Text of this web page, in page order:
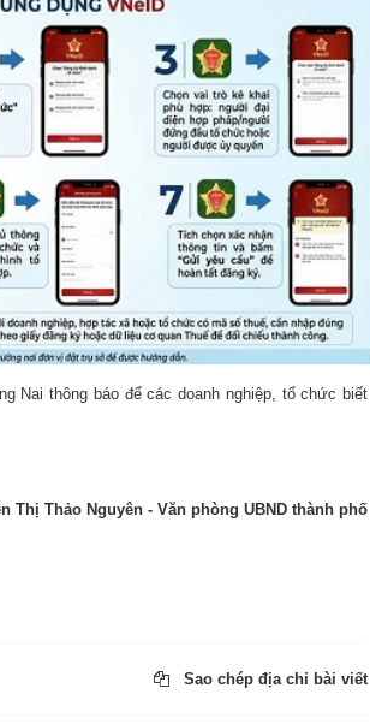
Nai thông báo để các doanh nghiệp, tổ chức biết
Thị Thảo Nguyên - Văn phòng UBND thành phố
Sao chép địa chỉ bài viết